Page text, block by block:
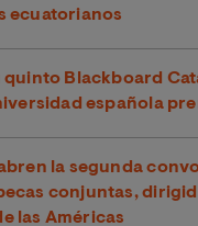
ecuatorianos
quinto Blackboard
española
la segunda
conjuntas,
las Américas